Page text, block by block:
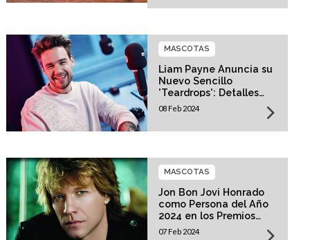
Liam Payne Anuncia su
Nuevo Sencillo
'Teardrops': Detalles
Revelados
MASCOTAS
08 Feb 2024
Jon Bon Jovi Honrado
como Persona del Año
2024 en los Premios
MusiCares
MASCOTAS
07 Feb 2024